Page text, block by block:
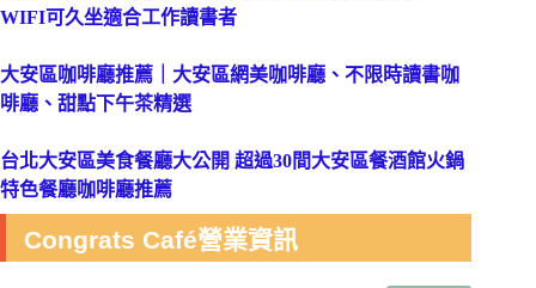
WIFI可久坐適合工作讀書者
大安區咖啡廳推薦｜大安區網美咖啡廳、不限時讀書咖
啡廳、甜點下午茶精選
台北大安區美食餐廳大公開 超過30間大安區餐酒館火鍋
特色餐廳咖啡廳推薦
Congrats Café營業資訊